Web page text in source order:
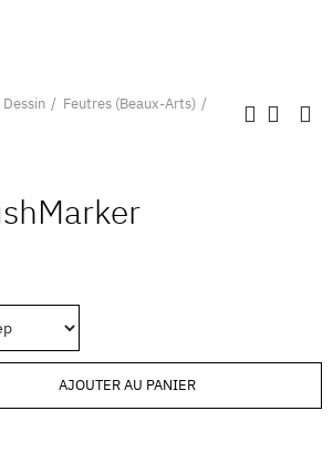
Dessin
Feutres (Beaux-Arts)
AJOUTER AU PANIER